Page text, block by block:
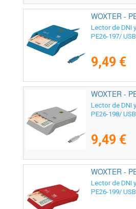
WOXTER -
Lector de DNI
PE26-197/
9,49 €
WOXTER -
Lector de DNI
PE26-198/
9,49 €
WOXTER -
Lector de DNI
PE26-199/